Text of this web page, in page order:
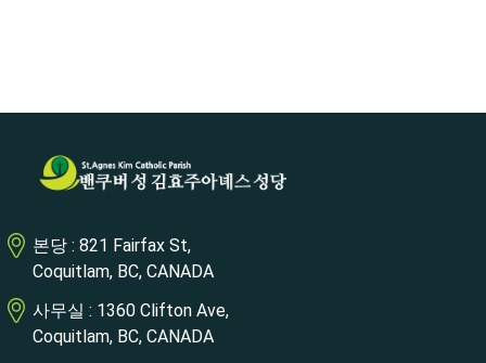
본당 : 821 Fairfax St,
Coquitlam, BC, CANADA
사무실 : 1360 Clifton Ave,
Coquitlam, BC, CANADA